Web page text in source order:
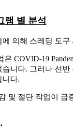
램 별 분석
에 의해 스레딩 도
은 COVID-19
습니다. 그러나 선
니다.
및 절단 작업이 급